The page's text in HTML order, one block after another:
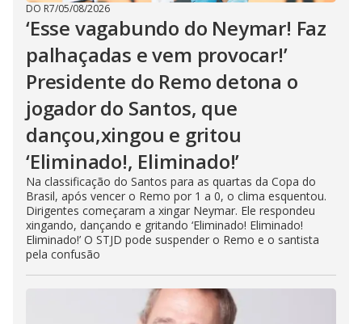
DO R7/05/08/2026
‘Esse vagabundo do Neymar! Faz
palhaçadas e vem provocar!’
Presidente do Remo detona o
jogador do Santos, que
dançou,xingou e gritou
‘Eliminado!, Eliminado!’
Na classificação do Santos para as quartas da Copa do
Brasil, após vencer o Remo por 1 a 0, o clima esquentou.
Dirigentes começaram a xingar Neymar. Ele respondeu
xingando, dançando e gritando ‘Eliminado! Eliminado!
Eliminado!’ O STJD pode suspender o Remo e o santista
pela confusão